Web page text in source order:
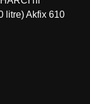
litre) Akfix 610